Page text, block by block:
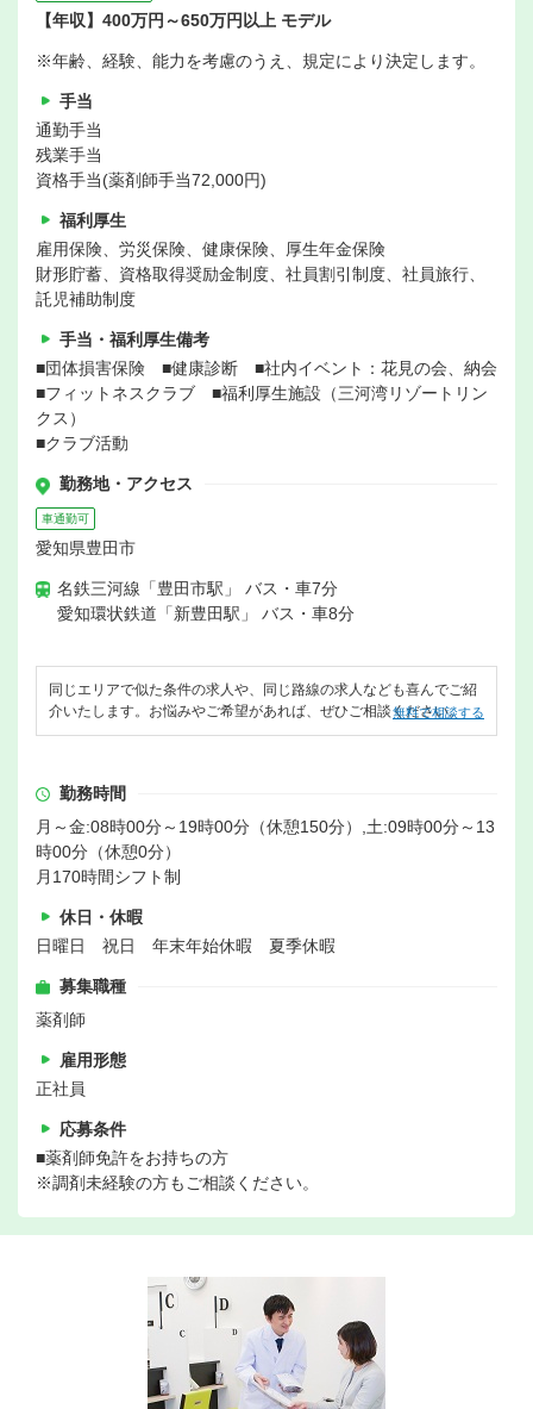
【年収】400万円～650万円以上 モデル
※年齢、経験、能力を考慮のうえ、規定により決定します。
手当
通勤手当
残業手当
資格手当(薬剤師手当72,000円)
福利厚生
雇用保険、労災保険、健康保険、厚生年金保険
財形貯蓄、資格取得奨励金制度、社員割引制度、社員旅行、
託児補助制度
手当・福利厚生備考
■団体損害保険 ■健康診断 ■社内イベント：花見の会、納会
■フィットネスクラブ ■福利厚生施設（三河湾リゾートリン
クス）
■クラブ活動
勤務地・アクセス
車通勤可
愛知県豊田市
名鉄三河線「豊田市駅」 バス・車7分
愛知環状鉄道「新豊田駅」 バス・車8分
同じエリアで似た条件の求人や、同じ路線の求人なども喜んでご紹
介いたします。お悩みやご希望があれば、ぜひご相談ください。
無料で相談する
勤務時間
月～金:08時00分～19時00分（休憩150分）,土:09時00分～13
時00分（休憩0分）
月170時間シフト制
休日・休暇
日曜日 祝日 年末年始休暇 夏季休暇
募集職種
薬剤師
雇用形態
正社員
応募条件
■薬剤師免許をお持ちの方
※調剤未経験の方もご相談ください。